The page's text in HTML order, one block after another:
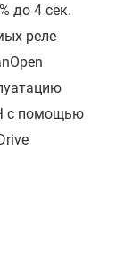
до 4 сек.
реле
с помощью